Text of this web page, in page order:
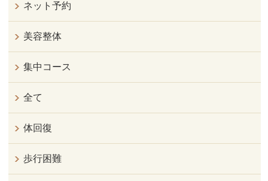
ネット予約
美容整体
集中コース
全て
体回復
歩行困難